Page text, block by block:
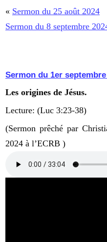
« Sermon du 25 août 2024
Sermon du 8 septembre
Sermon du 1er septembre
Les origines de Jésus.
Lecture: (Luc 3:23-38)
(Sermon prêché par
2024 à l’ECRB )